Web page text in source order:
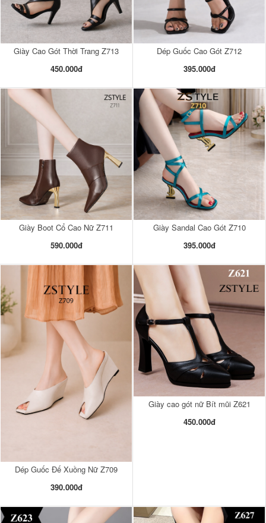
Giày Cao Gót Thời Trang Z713
450.000đ
Dép Guốc Cao Gót Z712
395.000đ
Giày Boot Cổ Cao Nữ Z711
590.000đ
Giày Sandal Cao Gót Z710
395.000đ
Dép Guốc Đế Xuồng Nữ Z709
390.000đ
Giày cao gót nữ Bít mũi Z621
450.000đ